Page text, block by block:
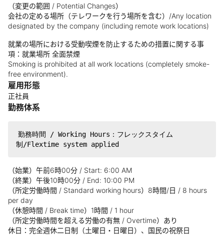
（変更の範囲 / Potential Changes）
会社の定める場所（テレワークを行う場所を含む）/Any location
designated by the company (including remote work locations)
就業の場所における受動喫煙を防止するための措置に関する事
項：就業場所 全面禁煙
Smoking is prohibited at all work locations (completely smoke-
free environment).
雇用形態
正社員
勤務体系
勤務時間 / Working Hours：フレックスタイム
（始業）午前6時00分 / Start: 6:00 AM
（終業）午後10時00分 / End: 10:00 PM
（所定労働時間 / Standard working hours）8時間/日 / 8 hours
per day
（休憩時間 / Break time）1時間 / 1 hour
（所定労働時間を超える労働の有無 / Overtime）あり
休日：完全週休二日制（土曜日・日曜日）、国民の祝祭日